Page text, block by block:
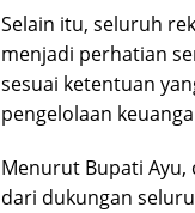
Selain itu, seluruh
menjadi perhatian
sesuai ketentuan
pengelolaan
Menurut Bupati
dari dukungan